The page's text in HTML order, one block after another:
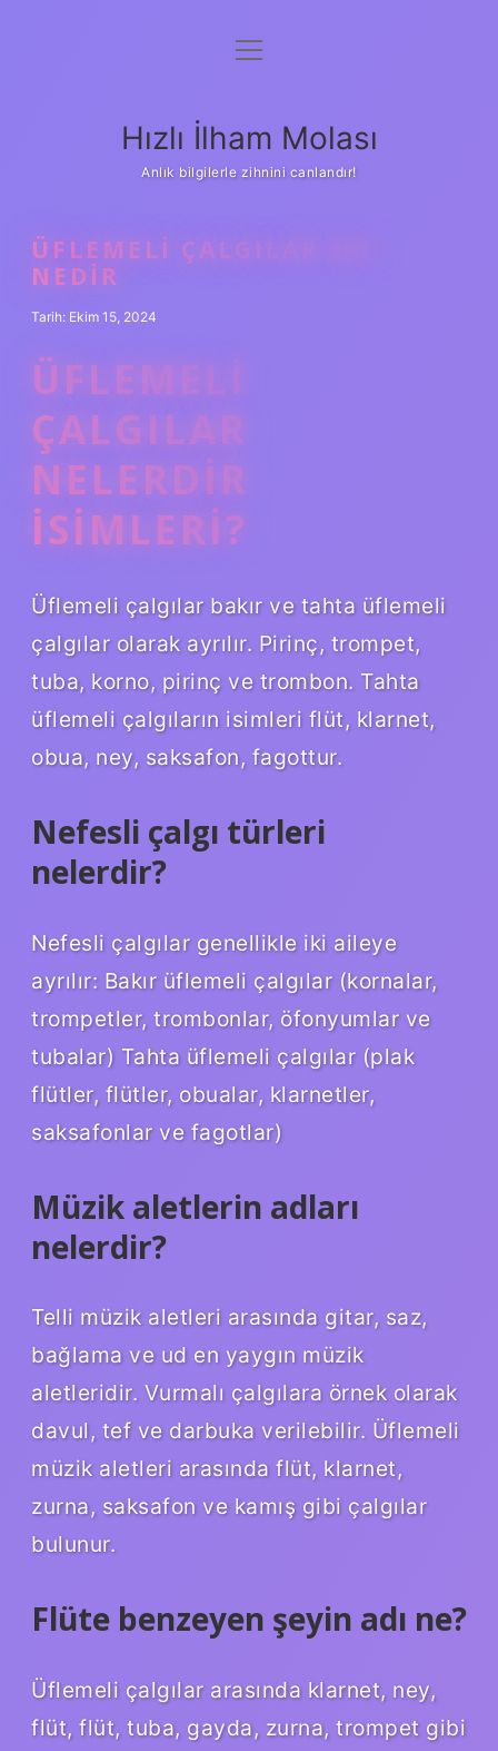
Anasayfa
Yasal Uyarı
menüyü
Hızlı İlham Molası
Anlık bilgilerle zihnini canlandır!
ÜFLEMELI ÇALGILAR ADI
NEDIR
Tarih: Ekim 15, 2024
ÜFLEMELI
ÇALGILAR
NELERDIR
ISIMLERI?
Üflemeli çalgılar bakır ve tahta üflemeli
çalgılar olarak ayrılır. Pirinç, trompet,
tuba, korno, pirinç ve trombon. Tahta
üflemeli çalgıların isimleri flüt, klarnet,
obua, ney, saksafon, fagottur.
Nefesli çalgı türleri
nelerdir?
Nefesli çalgılar genellikle iki aileye
ayrılır: Bakır üflemeli çalgılar (kornalar,
trompetler, trombonlar, öfonyumlar ve
tubalar) Tahta üflemeli çalgılar (plak
flütler, flütler, obualar, klarnetler,
saksafonlar ve fagotlar)
Müzik aletlerin adları
nelerdir?
Telli müzik aletleri arasında gitar, saz,
bağlama ve ud en yaygın müzik
aletleridir. Vurmalı çalgılara örnek olarak
davul, tef ve darbuka verilebilir. Üflemeli
müzik aletleri arasında flüt, klarnet,
zurna, saksafon ve kamış gibi çalgılar
bulunur.
Flüte benzeyen şeyin adı ne?
Üflemeli çalgılar arasında klarnet, ney,
flüt, flüt, tuba, gayda, zurna, trompet gibi